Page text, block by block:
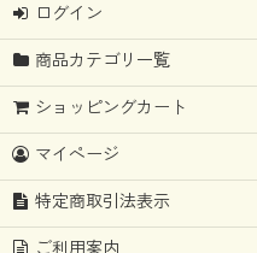
ログイン
商品カテゴリ一覧
ショッピングカート
マイページ
特定商取引法表示